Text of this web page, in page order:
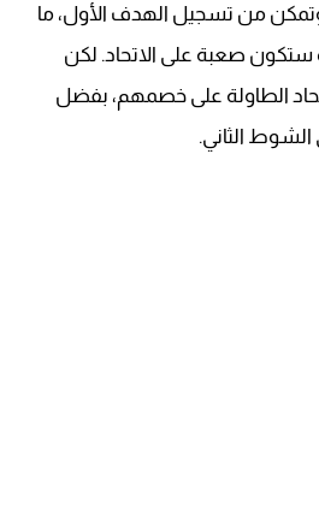
وتمكن من تسجيل الهدف الأول، ما
ستكون صعبة على الاتحاد. لكن
الطاولة على خصمهم، بفضل
الثاني.